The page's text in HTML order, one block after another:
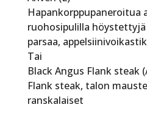
Hapankorppupaneroitua
ruohosipulilla
parsaa,
Tai
Black Angus Flank steak
Flank steak, talon
ranskalaiset